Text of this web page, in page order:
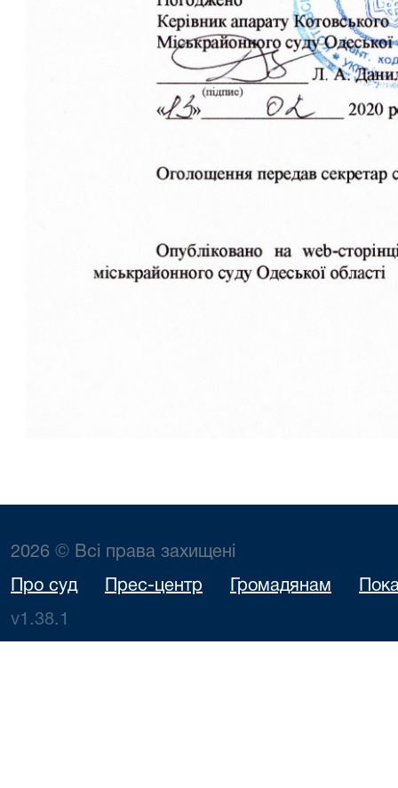
2026 © Всі права захищені
Про суд Прес-центр Громадянам
v1.38.1